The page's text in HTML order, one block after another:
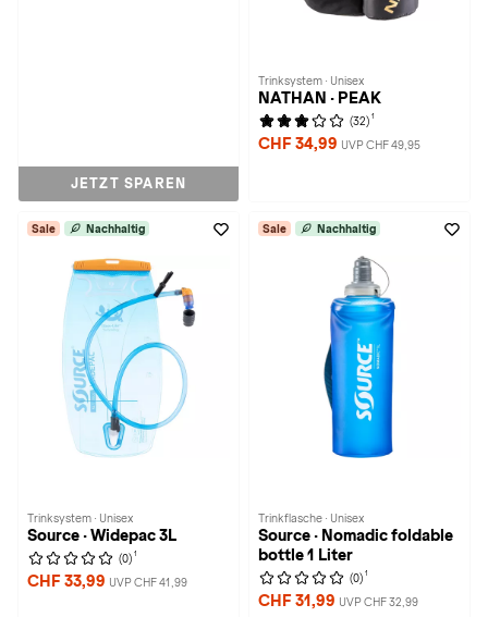
JETZT SPAREN
Trinksystem · Unisex
NATHAN · PEAK
(32) 1
CHF 34,99 UVP CHF 49,95
Sale Nachhaltig
Trinksystem · Unisex
Source · Widepac 3L
(0) 1
CHF 33,99 UVP CHF 41,99
Sale Nachhaltig
Trinkflasche · Unisex
Source · Nomadic foldable
bottle 1 Liter
(0) 1
CHF 31,99 UVP CHF 32,99